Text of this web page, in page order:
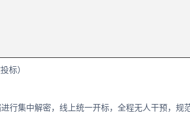
标）
行集中解密，线上统一开标，全程无人干预，规